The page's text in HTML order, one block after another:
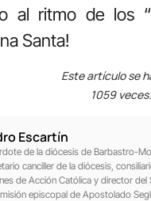
al ritmo de los
Santa!
Este artículo se
1059 veces.
Escartín
de la diócesis de Barbastro-
canciller de la diócesis,
de Acción Católica y director del
episcopal de Apostolado